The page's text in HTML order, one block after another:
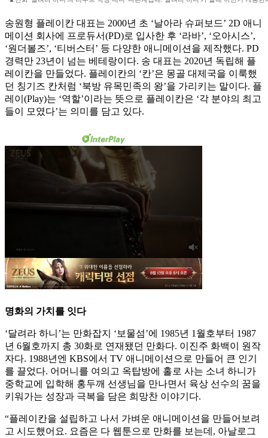
송원형 플레이칸 대표는 2000년 초 ‘날아라 슈퍼보드’ 2D 애니
메이션 회사에 프로듀서(PD)로 입사한 후 ‘라바’, ‘오아시스’,
‘원더볼즈’, ‘티버스터’ 등 다양한 애니메이션을 제작했다. PD
경력만 23년이 넘는 베테랑이다. 송 대표는 2020년 독립해 플
레이칸을 만들었다. 플레이칸의 ‘칸’은 몽골 대제국을 이룩했
던 칭기즈 칸처럼 ‘북방 유목민족의 왕’을 가리키는 말이다. 플
레이(Play)는 ‘역할’이라는 뜻으로 플레이칸은 ‘각 분야의 최고
들이 모였다’는 의미를 담고 있다.
명화의 가치를 잇다
‘달려라 하니’는 만화잡지 ‘보물섬’에 1985년 1월호부터 1987
년 6월호까지 총 30화로 연재됐던 만화다. 이진주 화백이 원작
자다. 1988년엔 KBS에서 TV 애니메이션으로 만들어 큰 인기
를 끌었다. 어머니를 여의고 옥탑방에 홀로 사는 소녀 하니가
중학교에 입학해 홍두깨 선생님을 만나면서 육상 선수의 꿈을
키워가는 성장과 극복을 담은 희망찬 이야기다.
“플레이칸을 설립하고 나서 가벼운 애니메이션을 만들어보려
고 시도했어요. 요즘은 다 웹툰으로 만화를 보는데, 아날로그